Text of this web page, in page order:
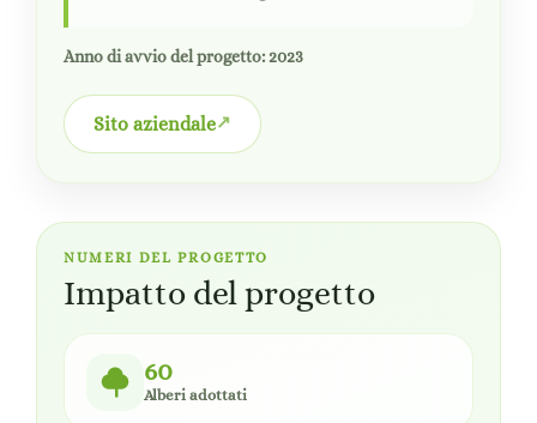
Anno di avvio del progetto: 2023
Sito aziendale
NUMERI DEL PROGETTO
Impatto del progetto
60
Alberi adottati